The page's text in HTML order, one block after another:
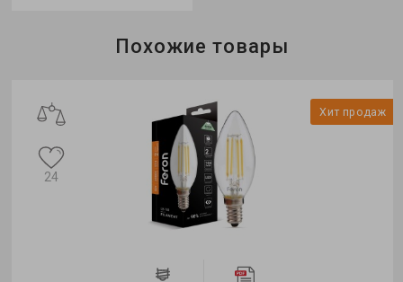
Похожие товары
Хит продаж
24